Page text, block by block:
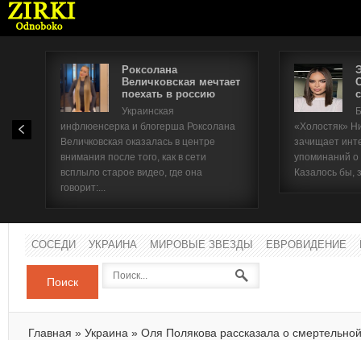
Роксолана
Величковская мечтает
поехать в россию
Украинская
инфлюенсерка и блогерша Роксолана
Величковская оказалась в центре
внимания после того, как в сети
всплыло старое видео, где она
говорит:...
«Холостяк»
зачищает
упоминаний
Казалось бы,
СОСЕДИ УКРАИНА МИРОВЫЕ ЗВЕЗДЫ ЕВРОВИДЕНИЕ
Поиск
Главная » Украина » Оля Полякова рассказала о
Имя